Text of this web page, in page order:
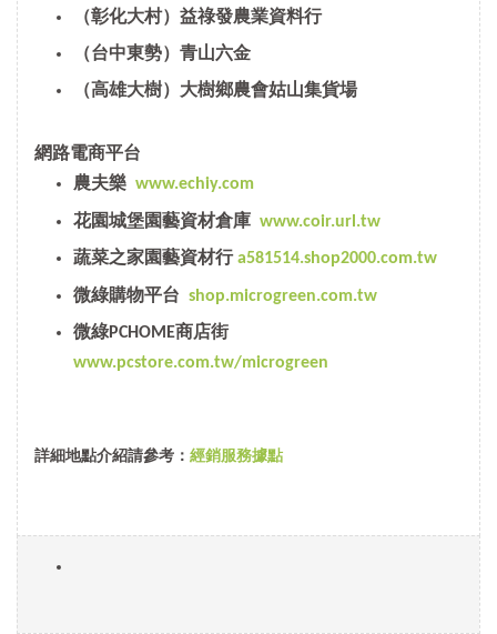
（彰化大村）益祿發農業資料行
（台中東勢）青山六金
（高雄大樹）大樹鄉農會姑山集貨場
網路電商平台
農夫樂 www.echiy.com
花園城堡園藝資材倉庫 www.coir.url.tw
蔬菜之家園藝資材行a581514.shop2000.com.tw
微綠購物平台 shop.microgreen.com.tw
微綠PCHOME商店街
www.pcstore.com.tw/microgreen
詳細地點介紹請參考： 經銷服務據點